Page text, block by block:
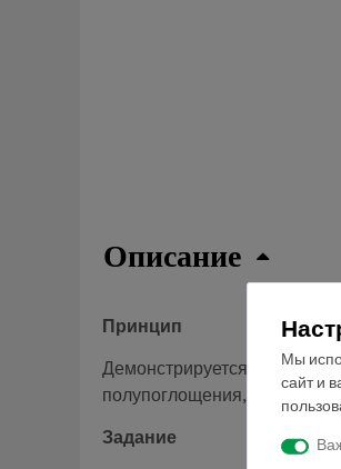
Описание
Принцип
Демонстрируется закон
полупоглощения,
Задание
Мы
сайт и